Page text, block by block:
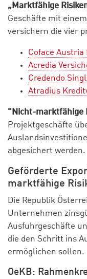
„Marktfähige
Geschäfte mit
versichern die vier
Coface Austria
Acredia
Credendo
Atradius
"Nicht-marktfähige
Projektgeschäfte
abgesichert werden.
Geförderte
marktfähige
Die Republik
Unternehmen
Ausfuhrgeschäfte
die den Schritt ins
ermöglichen sollen.
OeKB: